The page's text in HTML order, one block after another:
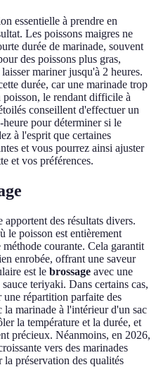
essentielle à prendre en
Les poissons maigres ne
durée de marinade, souvent
des poissons plus gras,
mariner jusqu'à 2 heures.
durée, car une marinade trop
poisson, le rendant difficile à
conseillent d'effectuer un
pour déterminer si le
à l'esprit que certaines
et vous pourrez ainsi ajuster
et vos préférences.
des résultats divers.
le poisson est entièrement
courante. Cela garantit
enrobée, offrant une saveur
est le brossage avec une
teriyaki. Dans certains cas,
répartition parfaite des
la marinade à l'intérieur d'un sac
la température et la durée, et
précieux. Néanmoins, en 2026,
vers des marinades
la préservation des qualités